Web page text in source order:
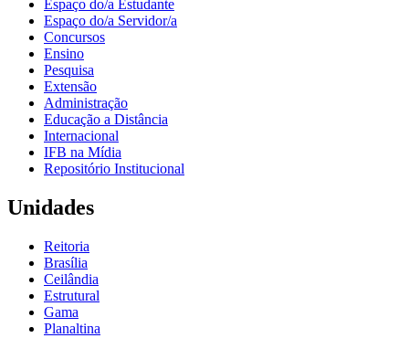
Espaço do/a Estudante
Espaço do/a Servidor/a
Concursos
Ensino
Pesquisa
Extensão
Administração
Educação a Distância
Internacional
IFB na Mídia
Repositório Institucional
Unidades
Reitoria
Brasília
Ceilândia
Estrutural
Gama
Planaltina